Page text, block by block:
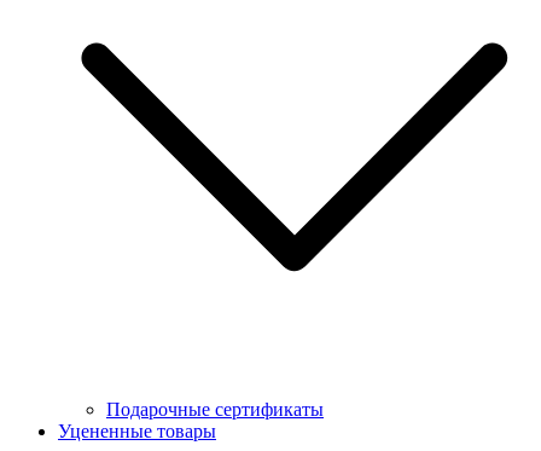
Подарочные сертификаты
Уцененные товары